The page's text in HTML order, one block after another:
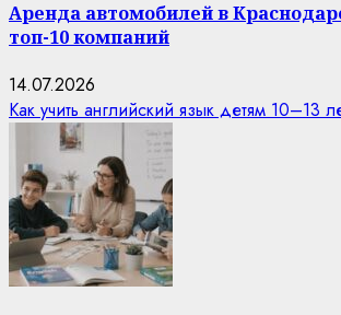
Аренда автомобилей в
топ-10 компаний
14.07.2026
Как учить английский язык детям 10–13